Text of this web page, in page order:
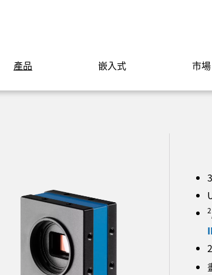
產品 嵌入式 市場
2